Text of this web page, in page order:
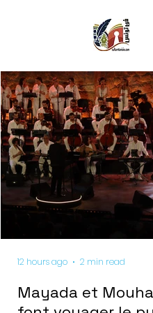
Mayada et
12 hours ago 2 min read